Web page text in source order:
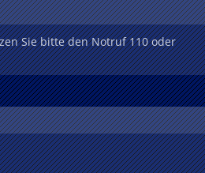
Sie bitte den Notruf 110 oder